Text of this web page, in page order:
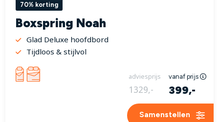
70% korting
Boxspring Noah
Glad Deluxe hoofdbord
Tijdloos & stijlvol
adviesprijs vanaf prijs
1329,- 399,-
Samenstellen